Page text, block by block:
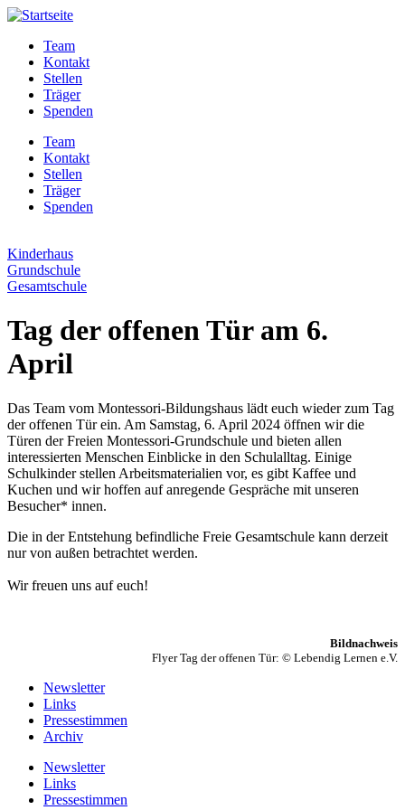
Zum
springenTeam
Kontakt
Stellen
Träger
Spenden
Team
Kontakt
Stellen
Träger
Spenden
Kinderhaus
Grundschule
Gesamtschule
Tag der offenen Tür am 6.
April
Das Team vom Montessori-Bildungshaus lädt euch wieder zum Tag
der offenen Tür ein. Am Samstag, 6. April 2024 öffnen wir die
Türen der Freien Montessori-Grundschule und bieten allen
interessierten Menschen Einblicke in den Schulalltag. Einige
Schulkinder stellen Arbeitsmaterialien vor, es gibt Kaffee und
Kuchen und wir hoffen auf anregende Gespräche mit unseren
Besucher* innen.
Die in der Entstehung befindliche Freie Gesamtschule kann derzeit
nur von außen betrachtet werden.
Wir freuen uns auf euch!
Bildnachweis
Flyer Tag der offenen Tür: © Lebendig Lernen e.V.
Newsletter
Links
Pressestimmen
Archiv
Newsletter
Links
Pressestimmen